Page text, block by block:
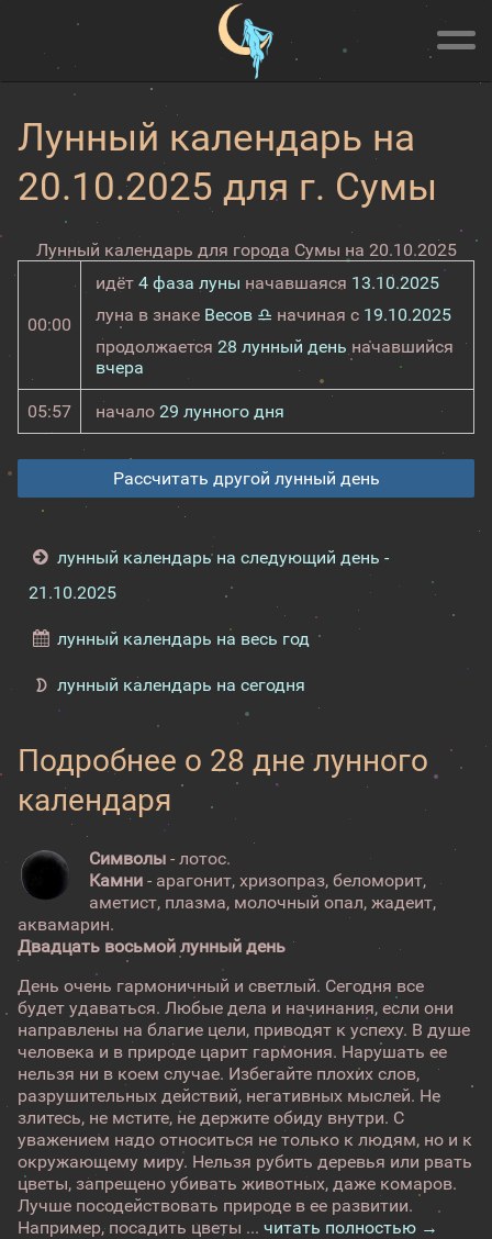
Лунный календарь на
20.10.2025 для г. Сумы
Лунный календарь для города Сумы на 20.10.2025
00:00
идёт 4 фаза луны начавшаяся 13.10.2025
луна в знаке Весов ♎ начиная с 19.10.2025
продолжается 28 лунный день начавшийся
вчера
05:57 начало 29 лунного дня
Рассчитать другой лунный день
лунный календарь на следующий день -
21.10.2025
лунный календарь на весь год
лунный календарь на сегодня
Подробнее о 28 дне лунного
календаря
Символы - лотос.
Камни - арагонит, хризопраз, беломорит,
аметист, плазма, молочный опал, жадеит,
аквамарин.
Двадцать восьмой лунный день
День очень гармоничный и светлый. Сегодня все
будет удаваться. Любые дела и начинания, если они
направлены на благие цели, приводят к успеху. В душе
человека и в природе царит гармония. Нарушать ее
нельзя ни в коем случае. Избегайте плохих слов,
разрушительных действий, негативных мыслей. Не
злитесь, не мстите, не держите обиду внутри. С
уважением надо относиться не только к людям, но и к
окружающему миру. Нельзя рубить деревья или рвать
цветы, запрещено убивать животных, даже комаров.
Лучше посодействовать природе в ее развитии.
Например, посадить цветы ... читать полностью →